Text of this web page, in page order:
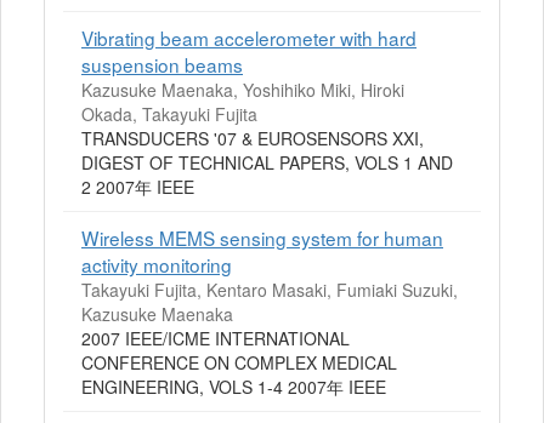
Vibrating beam accelerometer with hard
suspension beams
Kazusuke Maenaka, Yoshihiko Miki, Hiroki
Okada, Takayuki Fujita
TRANSDUCERS '07 & EUROSENSORS XXI,
DIGEST OF TECHNICAL PAPERS, VOLS 1 AND
2 2007年 IEEE
Wireless MEMS sensing system for human
activity monitoring
Takayuki Fujita, Kentaro Masaki, Fumiaki Suzuki,
Kazusuke Maenaka
2007 IEEE/ICME INTERNATIONAL
CONFERENCE ON COMPLEX MEDICAL
ENGINEERING, VOLS 1-4 2007年 IEEE